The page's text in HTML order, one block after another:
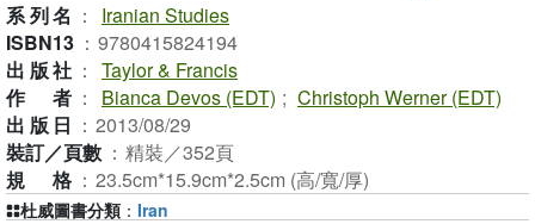
系列名 ：
Iranian Studies
ISBN13 ： 9780415824194
出版社 ： Taylor & Francis
作者 ： Bianca Devos (EDT) ; Christoph Werner (EDT)
出版日 ： 2013/08/29
裝訂／頁數 ： 精裝／352頁
規格 ： 23.5cm*15.9cm*2.5cm (高/寬/厚)
杜威圖書分類 ： Iran